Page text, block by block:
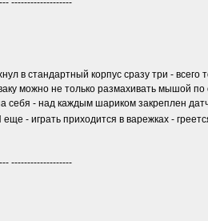
-------------------
в стандартный корпус сразу три -
можно не только размахивать мышой
себя - над каждым шариком закреплен
- играть приходится в варежках -
-------------------